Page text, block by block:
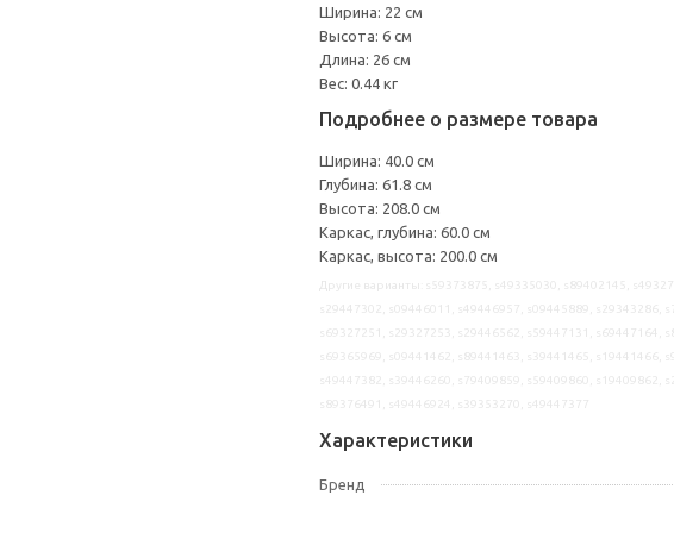
Ширина: 22 см
Высота: 6 см
Длина: 26 см
Вес: 0.44 кг
Подробнее о размере товара
Ширина: 40.0 см
Глубина: 61.8 см
Высота: 208.0 см
Каркас, глубина: 60.0 см
Каркас, высота: 200.0 см
Характеристики
Бренд